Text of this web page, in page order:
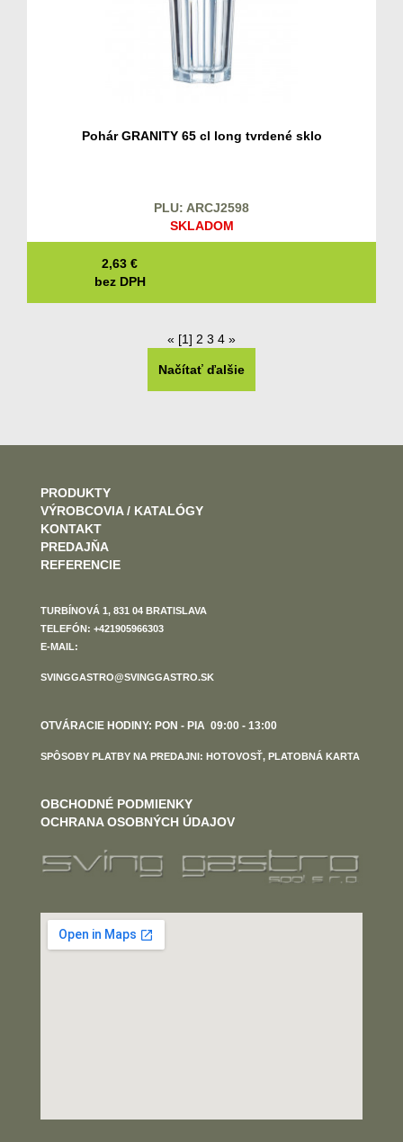
Pohár GRANITY 65 cl long tvrdené sklo
PLU: ARCJ2598
SKLADOM
2,63 €
bez DPH
« [1] 2 3 4 »
Načítať ďalšie
PRODUKTY
VÝROBCOVIA / KATALÓGY
KONTAKT
PREDAJŇA
REFERENCIE
TURBÍNOVÁ 1, 831 04 BRATISLAVA
TELEFÓN: +421905966303
E-MAIL:
SVINGGASTRO@SVINGGASTRO.SK
OTVÁRACIE HODINY: PON - PIA 09:00 - 13:00
SPÔSOBY PLATBY NA PREDAJNI: HOTOVOSŤ, PLATOBNÁ KARTA
OBCHODNÉ PODMIENKY
OCHRANA OSOBNÝCH ÚDAJOV